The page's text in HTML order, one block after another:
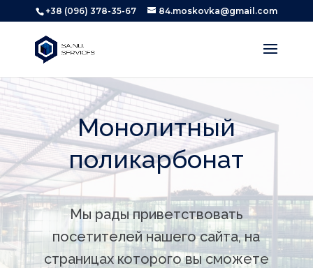
+38 (096) 378-35-67 84.moskovka@gmail.com
Монолитный
поликарбонат
Мы рады приветствовать
посетителей нашего сайта, на
страницах которого вы сможете